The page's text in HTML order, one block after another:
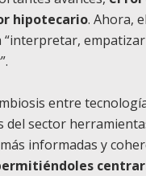
hipotecario. Ahora,
“interpretar,
entre
sector
informadas y